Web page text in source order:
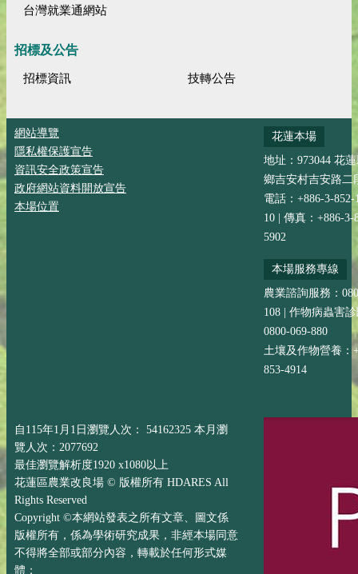
台灣就業通網站
招標及公告
招標資訊 技轉公告
網站導覽
隱私權保護宣告
資訊安全政策宣告
政府網站資料開放宣告
本場位置
花蓮本場
地址：973044 花
鄉吉安村吉安路二
電話：+886-3-852-
10 | 傳真：+886-3-
5902
本場服務專線
農業諮詢服務：
108 | 作物病蟲害
0800-069-880
土壤及作物營養：
853-4914
自115年1月1日瀏覽人次： 54162325 本月瀏
覽人次：2077692
最佳瀏覽解析度1920 x1080以上
花蓮區農業改良場 © 版權所有 HDARES All
Rights Reserved
Copyright ©本網站發表之所有文章、圖文係
版權所有，係為學術研究成果，非經本場同意
不得將全部或部分內容，轉載於任何形式媒
體；